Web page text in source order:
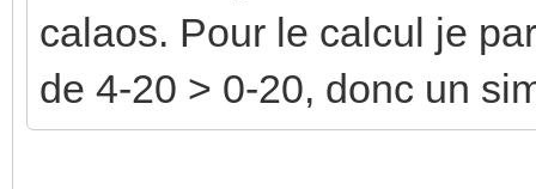
calaos. Pour le calcul je
de 4-20 > 0-20, donc un